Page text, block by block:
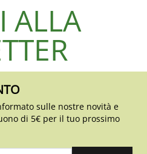
ALLA
sulle nostre novità e
di 5€ per il tuo prossimo